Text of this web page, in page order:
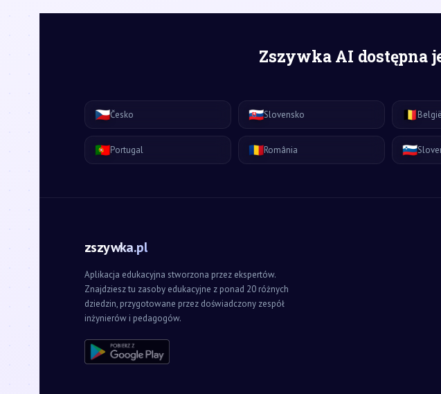
Zszywka AI dostępna
🇨🇿Česko 🇸🇰Slovensko 🇧🇪België
🇵🇹Portugal 🇷🇴România 🇸🇮
zszywka.pl
Aplikacja edukacyjna stworzona przez ekspertów.
Znajdziesz tu zasoby edukacyjne z ponad 20 różnych
dziedzin, przygotowane przez doświadczony zespół
inżynierów i pedagogów.